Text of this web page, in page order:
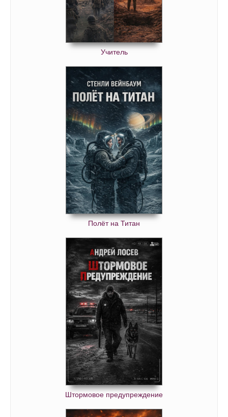
Учитель
Полёт на Титан
Штормовое предупреждение